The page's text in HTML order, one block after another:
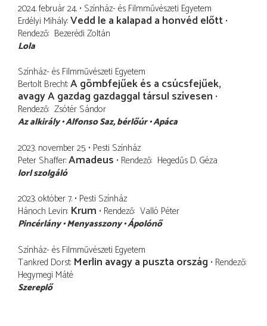
2024. február 24. Színház- és Filmművészeti Egyetem
Erdélyi Mihály Vedd le a kalapad a honvéd előtt
Rendező Bezerédi Zoltán
Lola
Színház- és Filmművészeti Egyetem
Bertolt Brecht A gömbfejűek és a csúcsfejűek,
avagy A gazdag gazdaggal társul szívesen
Rendező Zsótér Sándor
Az alkirály Alfonso Saz bérlőúr Apáca
2023. november 25. Pesti Színház
Peter Shaffer Amadeus Rendező Hegedűs D. Géza
lorl szolgáló
2023. október 7. Pesti Színház
Hánoch Levin Krum Rendező Valló Péter
Pincérlány Menyasszony Ápolónő
Színház- és Filmművészeti Egyetem
Tankred Dorst Merlin avagy a puszta ország Rendező
Hegymegi Máté
Szereplő